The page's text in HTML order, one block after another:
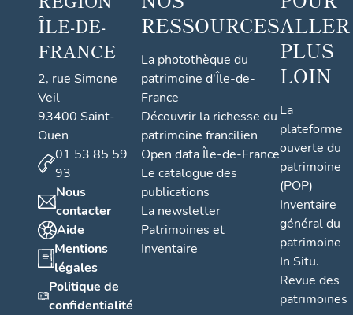
ÎLE-DE-
FRANCE
2, rue Simone
Veil
93400 Saint-
Ouen
01 53 85 59
93
Nous
contacter
Aide
Mentions
légales
Politique de
confidentialité
RESSOURCES
La photothèque du
patrimoine d'Île-de-
France
Découvrir la richesse du
patrimoine francilien
Open data Île-de-France
Le catalogue des
publications
La newsletter
Patrimoines et
Inventaire
ALLER
PLUS
LOIN
La
plateforme
ouverte du
patrimoine
(POP)
Inventaire
général du
patrimoine
In Situ.
Revue des
patrimoines